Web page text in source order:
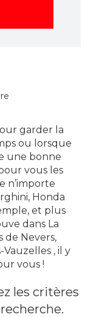
garder la
ou lorsque
une bonne
vous les
n’importe
Honda
et plus
dans La
de Nevers,
, il y
vous !
les critères